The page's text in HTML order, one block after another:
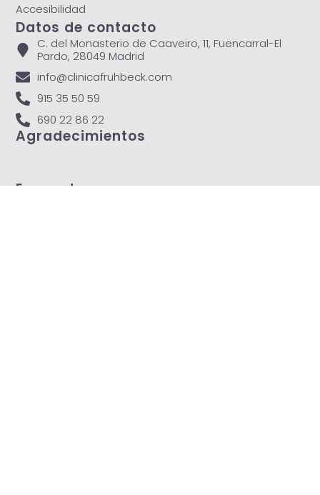
Accesibilidad
Datos de contacto
C. del Monasterio de Caaveiro, 11, Fuencarral-El
Pardo, 28049 Madrid
info@clinicafruhbeck.com
915 35 50 59
690 22 86 22
Agradecimientos
Encuentranos